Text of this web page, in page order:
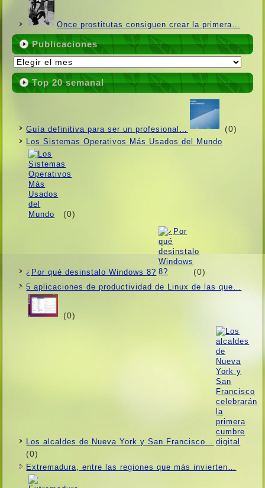
Once prostitutas consiguen crear la primera…
Publicaciones
Publicaciones
Top 20 semanal
Guí­a definitiva para ser un profesional… (0)
Los Sistemas Operativos Más Usados ​​del Mundo
(0)
¿Por qué desinstalo Windows 8? (0)
5 aplicaciones de productividad de Linux de las que…
(0)
Los alcaldes de Nueva York y San Francisco…
(0)
Extremadura, entre las regiones que más invierten…